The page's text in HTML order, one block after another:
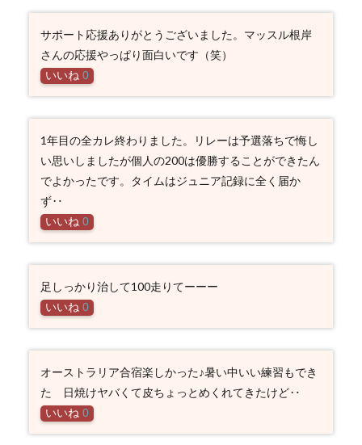
サポート応援ありがとうございました。マッスル根岸
さんの応援やっぱり面白いです（笑）
いいね 0
1年目の全カレ終わりました。リレーは予選落ちで悔し
い思いしましたが個人の200は優勝することができたん
でよかったです。タイムはジュニア記録に全く届か
ず‥
いいね 0
足しっかり治して100走りてーーー
いいね 0
オーストラリア合宿楽しかった♪暑い中いい練習もでき
た 日焼けヤバくて皮ちょっとめくれてきたけど‥
いいね 0